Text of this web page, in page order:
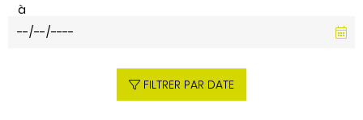
à
FILTRER PAR DATE